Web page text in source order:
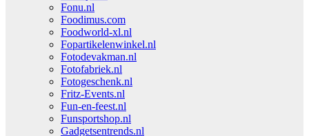
Fonu.nl
Foodimus.com
Foodworld-xl.nl
Fopartikelenwinkel.nl
Fotodevakman.nl
Fotofabriek.nl
Fotogeschenk.nl
Fritz-Events.nl
Fun-en-feest.nl
Funsportshop.nl
Gadgetsentrends.nl